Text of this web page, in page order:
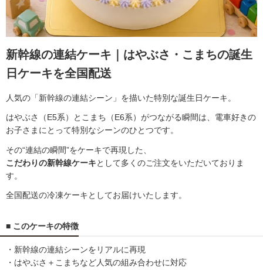
新幹線の連結ケーキ｜はやぶさ・こまちの誕生
日ケーキを全国配送
人気の「新幹線の連結シーン」を描いた特別な誕生日ケーキ。
はやぶさ（E5系）とこまち（E6系）がつながる瞬間は、電車好きの
お子さまにとって特別なシーンのひとつです。
その“連結の瞬間”をケーキで再現した、
こだわりの新幹線ケーキとして多くのご注文をいただいておりま
す。
全国配送の冷凍ケーキとしてお届けいたします。
■ このケーキの特徴
・新幹線の連結シーンをリアルに再現
・はやぶさ＋こまちなど人気の組み合わせに対応